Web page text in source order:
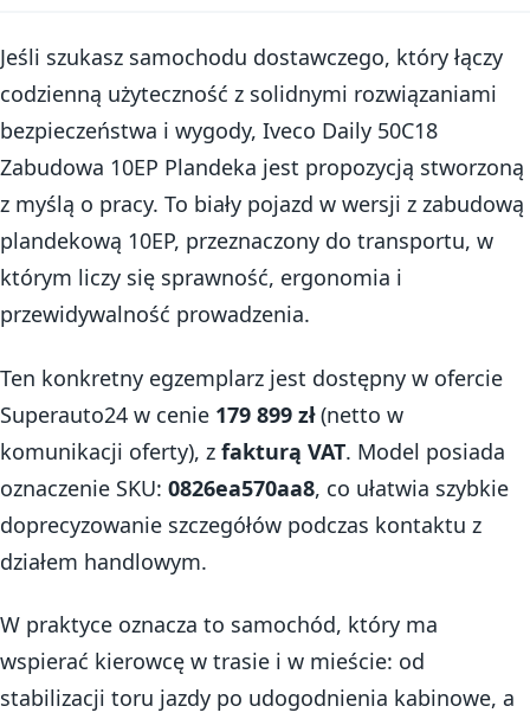
Jeśli szukasz samochodu dostawczego, który łączy
codzienną użyteczność z solidnymi rozwiązaniami
bezpieczeństwa i wygody, Iveco Daily 50C18
Zabudowa 10EP Plandeka jest propozycją stworzoną
z myślą o pracy. To biały pojazd w wersji z zabudową
plandekową 10EP, przeznaczony do transportu, w
którym liczy się sprawność, ergonomia i
przewidywalność prowadzenia.
Ten konkretny egzemplarz jest dostępny w ofercie
Superauto24 w cenie 179 899 zł(netto w
komunikacji oferty), z fakturą VAT. Model posiada
oznaczenie SKU: 0826ea570aa8, co ułatwia szybkie
doprecyzowanie szczegółów podczas kontaktu z
działem handlowym.
W praktyce oznacza to samochód, który ma
wspierać kierowcę w trasie i w mieście: od
stabilizacji toru jazdy po udogodnienia kabinowe, a